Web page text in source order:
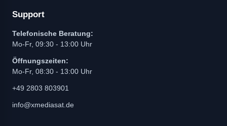
Support
Telefonische Beratung:
Mo-Fr, 09:30 - 13:00 Uhr
Öffnungszeiten:
Mo-Fr, 08:30 - 13:00 Uhr
+49 2803 803901
info@xmediasat.de